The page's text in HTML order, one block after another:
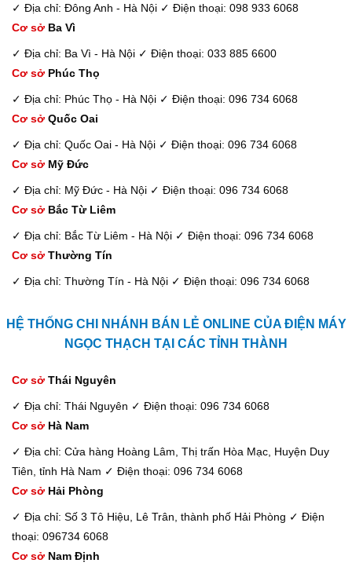
✓ Địa chỉ: Đông Anh - Hà Nội ✓ Điện thoại: 098 933 6068
Cơ sở Ba Vì
✓ Địa chỉ: Ba Vì - Hà Nội ✓ Điện thoại: 033 885 6600
Cơ sở Phúc Thọ
✓ Địa chỉ: Phúc Thọ - Hà Nội ✓ Điện thoại: 096 734 6068
Cơ sở Quốc Oai
✓ Địa chỉ: Quốc Oai - Hà Nội ✓ Điện thoại: 096 734 6068
Cơ sở Mỹ Đức
✓ Địa chỉ: Mỹ Đức - Hà Nội ✓ Điện thoại: 096 734 6068
Cơ sở Bắc Từ Liêm
✓ Địa chỉ: Bắc Từ Liêm - Hà Nội ✓ Điện thoại: 096 734 6068
Cơ sở Thường Tín
✓ Địa chỉ: Thường Tín - Hà Nội ✓ Điện thoại: 096 734 6068
HỆ THỐNG CHI NHÁNH BÁN LẺ ONLINE CỦA ĐIỆN MÁY
NGỌC THẠCH TẠI CÁC TỈNH THÀNH
Cơ sở Thái Nguyên
✓ Địa chỉ: Thái Nguyên ✓ Điện thoại: 096 734 6068
Cơ sở Hà Nam
✓ Địa chỉ: Cửa hàng Hoàng Lâm, Thị trấn Hòa Mạc, Huyện Duy
Tiên, tỉnh Hà Nam ✓ Điện thoại: 096 734 6068
Cơ sở Hải Phòng
✓ Địa chỉ: Số 3 Tô Hiệu, Lê Trân, thành phố Hải Phòng ✓ Điện
thoại: 096734 6068
Cơ sở Nam Định